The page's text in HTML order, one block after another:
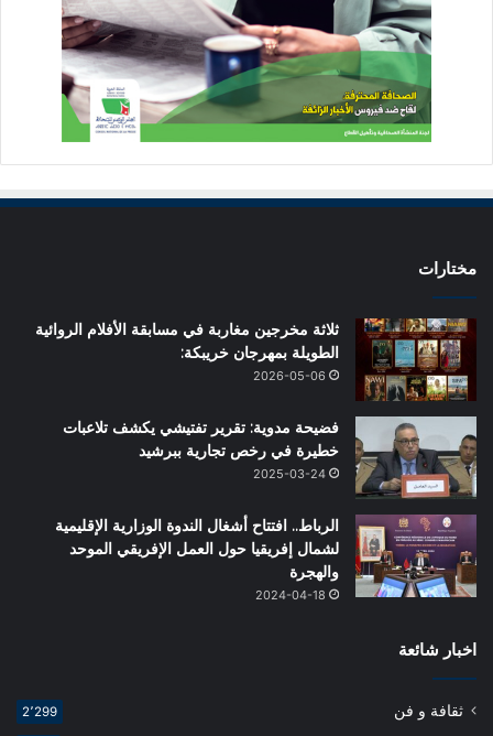
مختارات
ثلاثة مخرجين مغاربة في مسابقة الأفلام الروائية
الطويلة بمهرجان خريبكة:
2026-05-06
فضيحة مدوية: تقرير تفتيشي يكشف تلاعبات
خطيرة في رخص تجارية ببرشيد
2025-03-24
الرباط.. افتتاح أشغال الندوة الوزارية الإقليمية
لشمال إفريقيا حول العمل الإفريقي الموحد
والهجرة
2024-04-18
اخبار شائعة
ثقافة و فن 2٬299